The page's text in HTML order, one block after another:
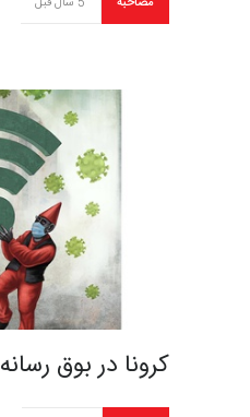
کرونا در بوق رسانه